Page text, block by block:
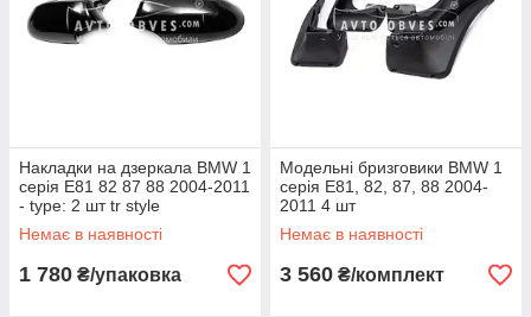
Накладки на дзеркала BMW 1
серія E81 82 87 88 2004-2011
- type: 2 шт tr style
Немає в наявності
1 780 ₴/упаковка
Модельні бризговики BMW 1
серія E81, 82, 87, 88 2004-
2011 4 шт
Немає в наявності
3 560 ₴/комплект